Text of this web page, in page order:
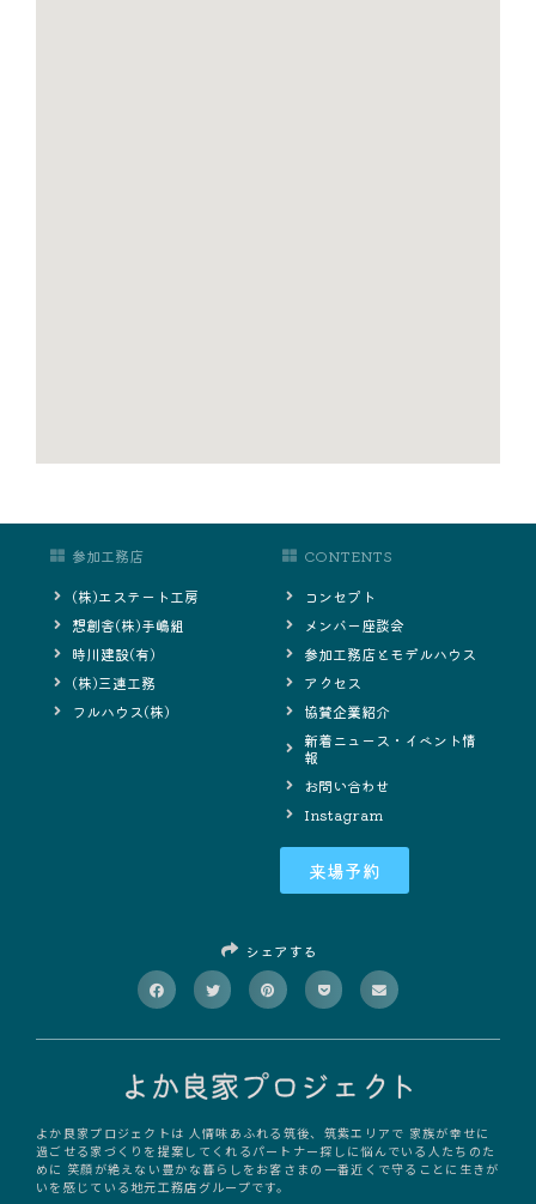
シェアする
よか良家プロジェクトは 人情味あふれる筑後、筑紫エリアで 家族が幸せに
過ごせる家づくりを提案してくれるパートナー探しに悩んでいる人たちのた
めに 笑顔が絶えない豊かな暮らしをお客さまの一番近くで守ることに生きが
いを感じている地元工務店グループです。
CONTENTS
コンセプト
メンバー座談会
参加工務店とモデルハウス
アクセス
協賛企業紹介
新着ニュース・イベント情
報
お問い合わせ
Instagram
来場予約
参加工務店
(株)エステート工房
想創舎(株)手嶋組
時川建設(有)
(株)三連工務
フルハウス(株)